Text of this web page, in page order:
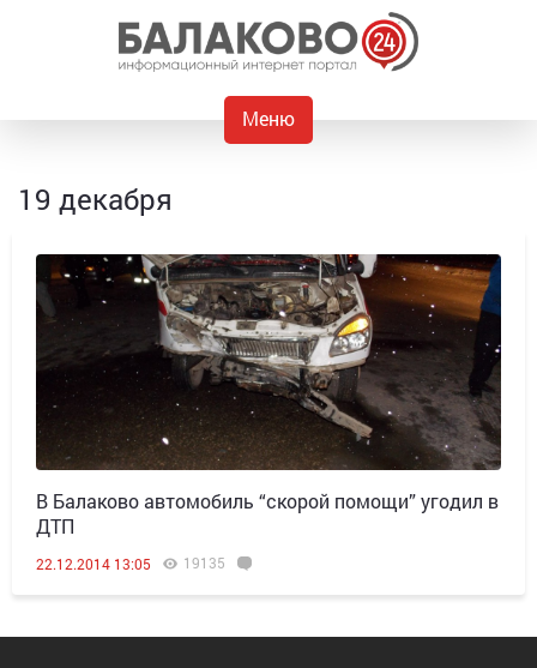
Меню
19 декабря
В Балаково автомобиль “скорой помощи” угодил в
ДТП
22.12.2014 13:05 19135